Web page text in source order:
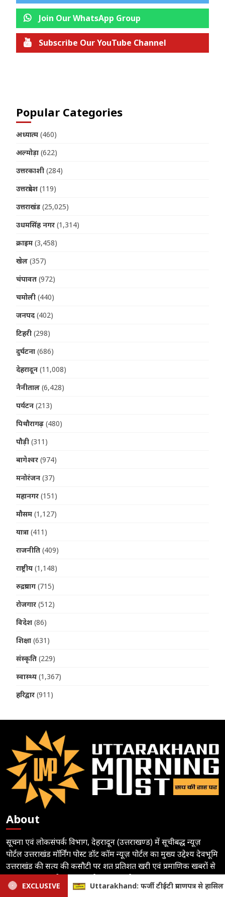
Join Our WhatsApp Group
Subscribe Our YouTube Channel
Popular Categories
अध्यात्म (460)
अल्मोड़ा (622)
उत्तरकाशी (284)
उत्तरप्रदेश (119)
उत्तराखंड (25,025)
उधमसिंह नगर (1,314)
क्राइम (3,458)
खेल (357)
चंपावत (972)
चमोली (440)
जनपद (402)
टिहरी (298)
दुर्घटना (686)
देहरादून (11,008)
नैनीताल (6,428)
पर्यटन (213)
पिथौरागढ़ (480)
पौड़ी (311)
बागेश्वर (974)
मनोरंजन (37)
महानगर (151)
मौसम (1,127)
यात्रा (411)
राजनीति (409)
राष्ट्रीय (1,148)
रुद्रप्रयाग (715)
रोजगार (512)
विदेश (86)
शिक्षा (631)
संस्कृति (229)
स्वास्थ्य (1,367)
हरिद्वार (911)
About
सूचना एवं लोकसंपर्क विभाग, देहरादून (उत्तराखण्ड) में सूचीबद्ध न्यूज़
पोर्टल उत्तराखंड मॉर्निंग पोस्ट डॉट कॉम न्यूज़ पोर्टल का मुख्य उद्देश्य देवभूमि
उत्तराखंड की सत्य की कसौटी पर शत प्रतिशत खरी एवं प्रमाणिक खबरों से
आम जनमानस को रूबरू कराने का प्रयास है।
EXCLUSIVE
से हासिल की सरकारी नौकरी, अल्मोड़ा में तीन शिक्षक निलंबित